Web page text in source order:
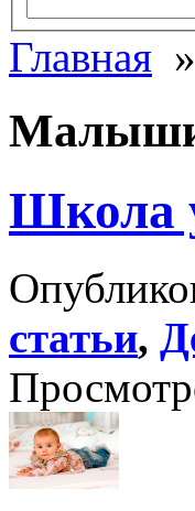
Главная
Малыши
Школа
статьи,